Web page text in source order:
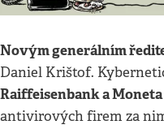
Novým generálním
Daniel Krištof.
Raiffeisenbank a
antivirových firem za